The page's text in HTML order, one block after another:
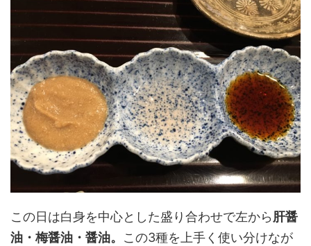
この日は白身を中心とした盛り合わせで左から肝醤
油・梅醤油・醤油。 この3種を上手く使い分けなが